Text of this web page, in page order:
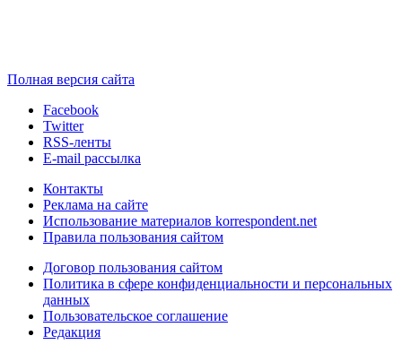
Полная версия сайта
Facebook
Twitter
RSS-ленты
E-mail рассылка
Контакты
Реклама на сайте
Использование материалов korrespondent.net
Правила пользования сайтом
Договор пользования сайтом
Политика в сфере конфиденциальности и персональных
данных
Пользовательское соглашение
Редакция